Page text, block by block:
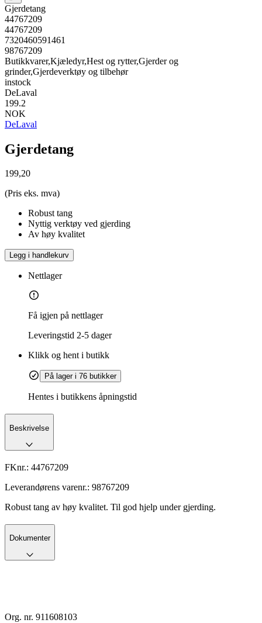
Gjerdetang
44767209
44767209
7320460591461
98767209
Butikkvarer,Kjæledyr,Hest og rytter,Gjerder og
grinder,Gjerdeverktøy og tilbehør
instock
DeLaval
199.2
NOK
DeLaval
Gjerdetang
199,20
(Pris eks. mva)
Robust tang
Nyttig verktøy ved gjerding
Av høy kvalitet
Legg i handlekurv
Nettlager
Få igjen på nettlager
Leveringstid 2-5 dager
Klikk og hent i butikk
På lager i 76 butikker
Hentes i butikkens åpningstid
Beskrivelse
FKnr.: 44767209
Leverandørens varenr.: 98767209
Robust tang av høy kvalitet. Til god hjelp under gjerding.
Dokumenter
Org. nr. 911608103